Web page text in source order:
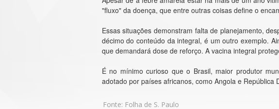
"fluxo" da doença, que entre outras coisas define o
Essas situações demonstram falta de planejamento,
décimo do conteúdo da integral, é um outro exemplo.
que demandará dose de reforço. A vacina integral
É no mínimo curioso que o Brasil, maior produtor
adotado por países africanos, como Angola e
Fonte: Folha de S. Paulo